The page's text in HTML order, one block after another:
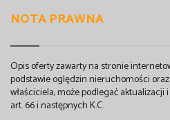
NOTA PRAWNA
Opis oferty zawarty na stronie
podstawie oględzin nieruchomości
właściciela, może podlegać
art. 66 i następnych K.C.